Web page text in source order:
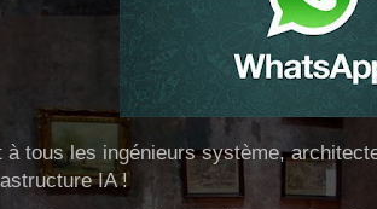
à tous les ingénieurs système,
IA !